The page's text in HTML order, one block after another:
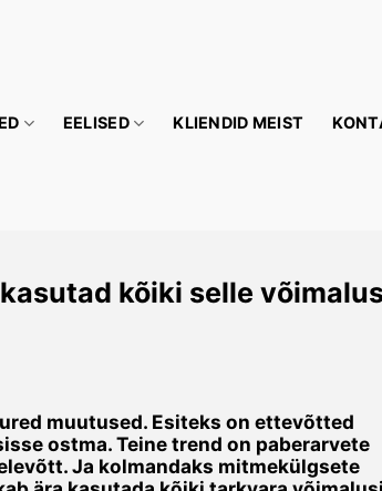
EELISED KLIENDID MEIST
kõiki selle
muutused. Esiteks on ettevõtted
ostma. Teine trend on paberarvete
Ja kolmandaks mitmekülgsete